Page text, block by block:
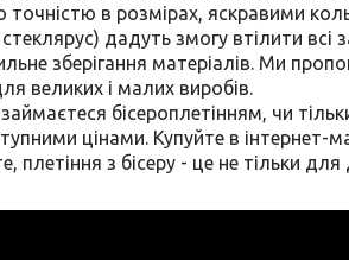
точністю в розмірах, яскравими
дадуть змогу втілити всі
зберігання матеріалів. Ми
великих і малих виробів.
бісероплетінням, чи
цінами. Купуйте в інтернет-
плетіння з бісеру - це не тільки